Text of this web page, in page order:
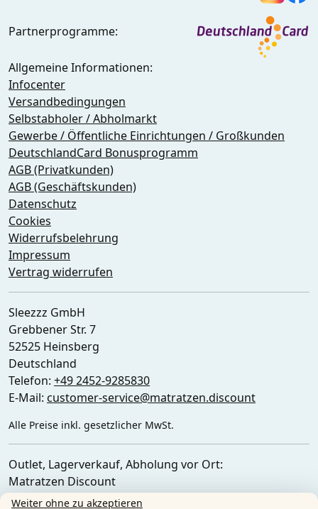
Partnerprogramme:
Allgemeine Informationen:
Infocenter
Versandbedingungen
Selbstabholer / Abholmarkt
Gewerbe / Öffentliche Einrichtungen / Großkunden
DeutschlandCard Bonusprogramm
AGB (Privatkunden)
AGB (Geschäftskunden)
Datenschutz
Cookies
Widerrufsbelehrung
Impressum
Vertrag widerrufen
Sleezzz GmbH
Grebbener Str. 7
52525 Heinsberg
Deutschland
Telefon: +49 2452-9285830
E-Mail: customer-service@matratzen.discount
Alle Preise inkl. gesetzlicher MwSt.
Outlet, Lagerverkauf, Abholung vor Ort:
Matratzen Discount
Ferdinand-Porsche-Str. 4
Weiter ohne zu akzeptieren